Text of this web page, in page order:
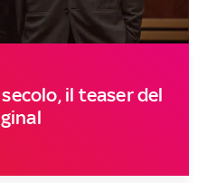
il teaser del